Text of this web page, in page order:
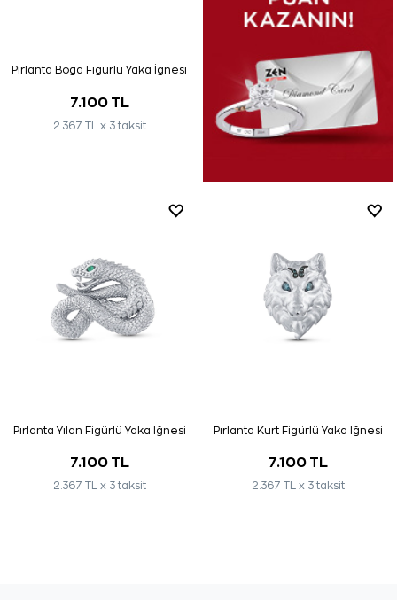
Pırlanta Boğa Figürlü Yaka İğnesi
7.100 TL
2.367 TL x 3 taksit
Pırlanta Yılan Figürlü Yaka İğnesi
7.100 TL
2.367 TL x 3 taksit
Pırlanta Kurt Figürlü Yaka İğnesi
7.100 TL
2.367 TL x 3 taksit